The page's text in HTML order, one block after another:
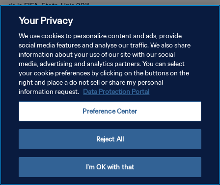
de la FIFA, Etats-Unis 99™.
POLITIQUE DE CONFIDENTIALITÉ
CONDITIONS D'UTILISATION
GÉRER VOS PRÉFÉRENCES SUR LES COOKIES
Your Privacy
We use cookies to personalize content and ads, provide
social media features and analyse our traffic. We also share
information about your use of our site with our social
media, advertising and analytics partners. You can select
your cookie preferences by clicking on the buttons on the
right and place a do not sell or share my personal
information request. Data Protection Portal
Preference Center
Reject All
I'm OK with that